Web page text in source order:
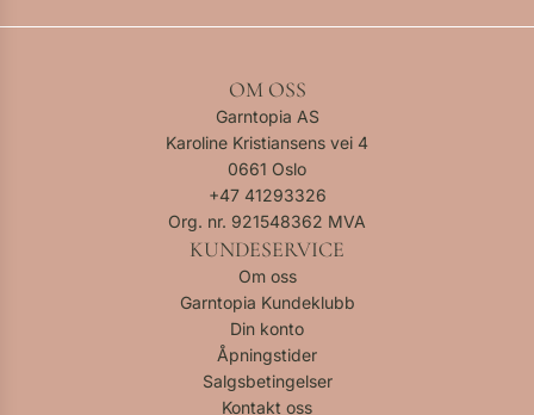
OM OSS
Garntopia AS
Karoline Kristiansens vei 4
0661 Oslo
+47 41293326
Org. nr. 921548362 MVA
KUNDESERVICE
Om oss
Garntopia Kundeklubb
Din konto
Åpningstider
Salgsbetingelser
Kontakt oss